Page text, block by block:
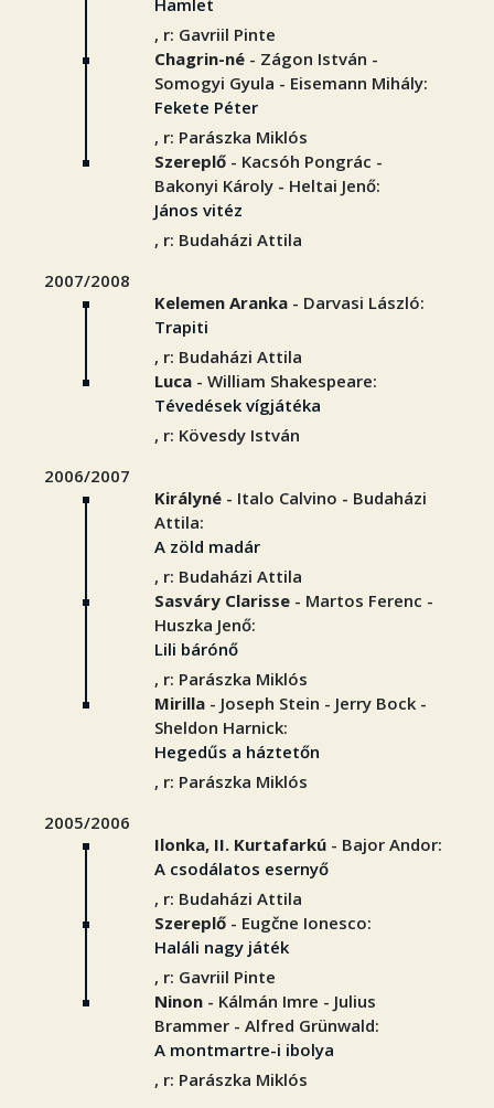
Hamlet
, r: Gavriil Pinte
Chagrin-né - Zágon István -
Somogyi Gyula - Eisemann Mihály:
Fekete Péter
, r: Parászka Miklós
Szereplő - Kacsóh Pongrác -
Bakonyi Károly - Heltai Jenő:
János vitéz
, r: Budaházi Attila
2007/2008
Kelemen Aranka - Darvasi László:
Trapiti
, r: Budaházi Attila
Luca - William Shakespeare:
Tévedések vígjátéka
, r: Kövesdy István
2006/2007
Királyné - Italo Calvino - Budaházi
Attila:
A zöld madár
, r: Budaházi Attila
Sasváry Clarisse - Martos Ferenc -
Huszka Jenő:
Lili bárónő
, r: Parászka Miklós
Mirilla - Joseph Stein - Jerry Bock -
Sheldon Harnick:
Hegedűs a háztetőn
, r: Parászka Miklós
2005/2006
Ilonka, II. Kurtafarkú - Bajor Andor:
A csodálatos esernyő
, r: Budaházi Attila
Szereplő - Eugčne Ionesco:
Haláli nagy játék
, r: Gavriil Pinte
Ninon - Kálmán Imre - Julius
Brammer - Alfred Grünwald:
A montmartre-i ibolya
, r: Parászka Miklós